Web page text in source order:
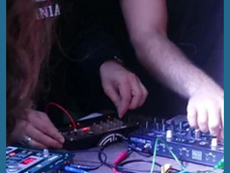
25. Okt. 2024
4 Min. Lesezeit
EFA 2024 – Kooperationen, Werbung
und ein bisschen Merchandise im
Review Teil 4
In Teil 4 unserer Review-Reihe dreht sich alles um
Werbetrommeln, coole Unterstützung aus der thüringer
Kreativszene und Merchandise.